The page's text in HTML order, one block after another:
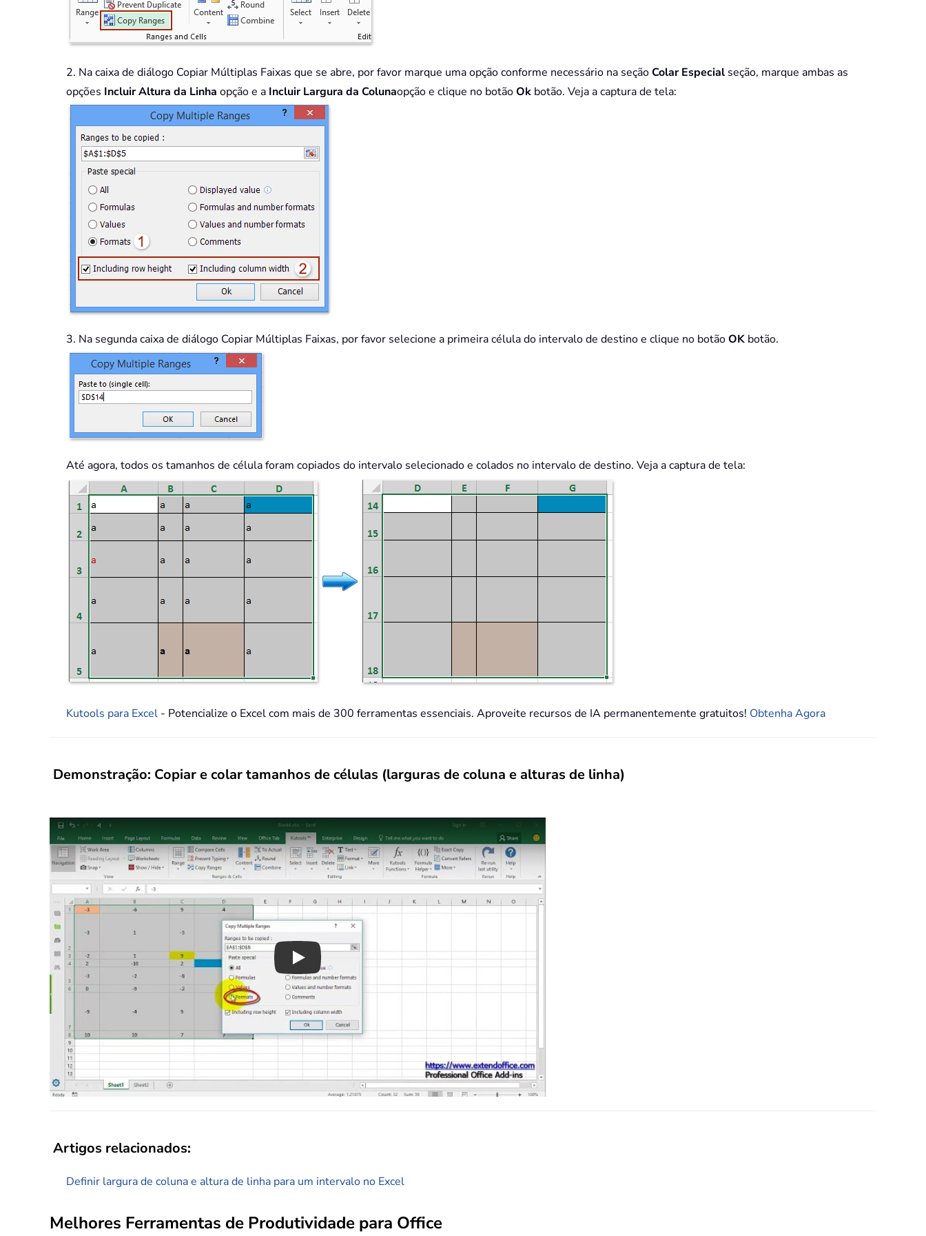
2. Na caixa de diálogo Copiar Múltiplas Faixas que se abre, por favor marque uma opção conforme necessário na seçãoColar Especial seção, marque ambas as
opções Incluir Altura da Linha opção e a Incluir Largura da Colunaopção e clique no botãoOk botão. Veja a captura de tela:
3. Na segunda caixa de diálogo Copiar Múltiplas Faixas, por favor selecione a primeira célula do intervalo de destino e clique no botãoOK botão.
Até agora, todos os tamanhos de célula foram copiados do intervalo selecionado e colados no intervalo de destino. Veja a captura de tela:
Kutools para Excel - Potencialize o Excel com mais de 300 ferramentas essenciais. Aproveite recursos de IA permanentemente gratuitos! Obtenha Agora
Demonstração: Copiar e colar tamanhos de células (larguras de coluna e alturas de linha)
Play
Artigos relacionados:
Definir largura de coluna e altura de linha para um intervalo no Excel
Melhores Ferramentas de Produtividade para Office